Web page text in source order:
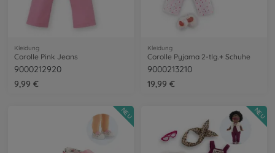
Kleidung
Corolle Pink Jeans
9000212920
9,99 €
Kleidung
Corolle Pyjama 2-tlg.+ Schuhe
9000213210
19,99 €
NEU NEU